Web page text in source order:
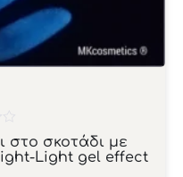
στο σκοτάδι με
Light gel effect